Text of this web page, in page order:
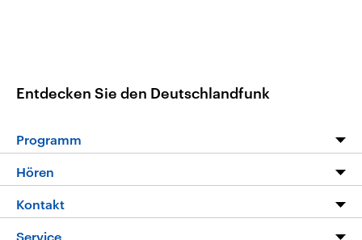
Entdecken Sie den Deutschlandfunk
Programm
Programm
Die Nachrichten
Hören
Livestream
Kontakt
Hörerservice
Service